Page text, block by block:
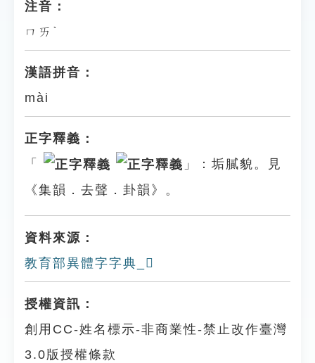
注音：
ㄇㄞˋ
漢語拼音：
mài
正字釋義：
「
」：垢膩貌。見
《集韻．去聲．卦韻》。
資料來源：
教育部異體字字典_𦏢
授權資訊：
創用CC-姓名標示-非商業性-禁止改作臺灣
3.0版授權條款